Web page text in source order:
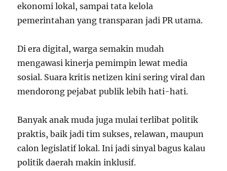
ekonomi lokal, sampai tata kelola
pemerintahan yang transparan jadi PR utama.
Di era digital, warga semakin mudah
mengawasi kinerja pemimpin lewat media
sosial. Suara kritis netizen kini sering viral dan
mendorong pejabat publik lebih hati-hati.
Banyak anak muda juga mulai terlibat politik
praktis, baik jadi tim sukses, relawan, maupun
calon legislatif lokal. Ini jadi sinyal bagus kalau
politik daerah makin inklusif.